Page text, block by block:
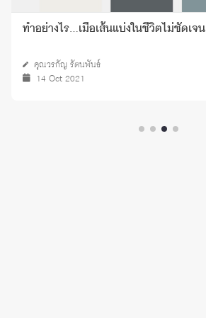
ทำอย่างไร…เมื่อเส้นแบ่งในชีวิตไม่ชัดเจน
คุณวรกัญ รัตนพันธ์
14 Oct 2021